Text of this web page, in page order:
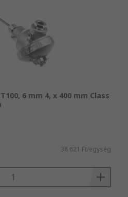
6 mm 4, x 400 mm Class
38 621 Ft/egység